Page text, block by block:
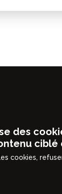
des
cookies,